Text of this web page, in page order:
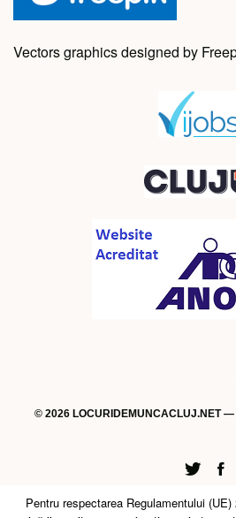
Vectors graphics designed by
© 2026 LOCURIDEMUNCACLUJ.NET —
Twitter
Facebook
Pentru respectarea Regulamentului